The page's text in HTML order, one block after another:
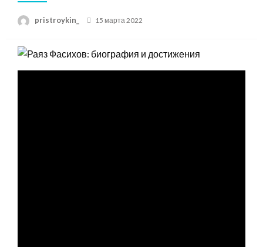
pristroykin_
Posted
15 марта 2022